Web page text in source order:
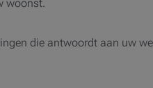
woonst.
die antwoordt aan uw